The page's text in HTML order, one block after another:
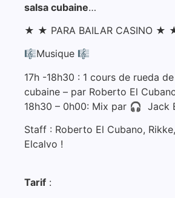
salsa cubaine…
★ ★ PARA BAILAR CASINO ★
🎼Musique 🎼
17h -18h30 : 1 cours de rueda
cubaine – par Roberto El
18h30 – 0h00: Mix par 🎧
Staff : Roberto El Cubano,
Elcalvo !
Tarif :